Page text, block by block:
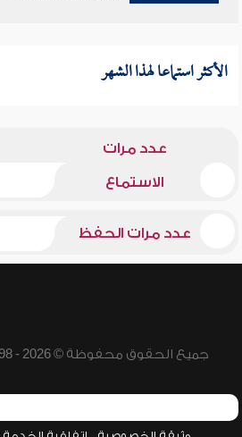
الأكثر استماعا لهذا الشهر
عدد مرات
الاستماع
عدد مرات الحفظ
جميع الحقوق محفوظة © 2026 - 1998 لشبكة إسلام ويب